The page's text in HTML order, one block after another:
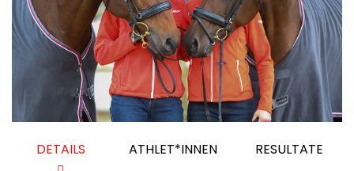
DETAILS ATHLET*INNEN RESULTATE